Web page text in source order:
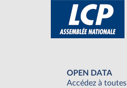
OPEN DATA
Accédez à toutes